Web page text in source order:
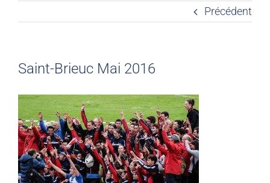
Précédent
Saint-Brieuc Mai 2016